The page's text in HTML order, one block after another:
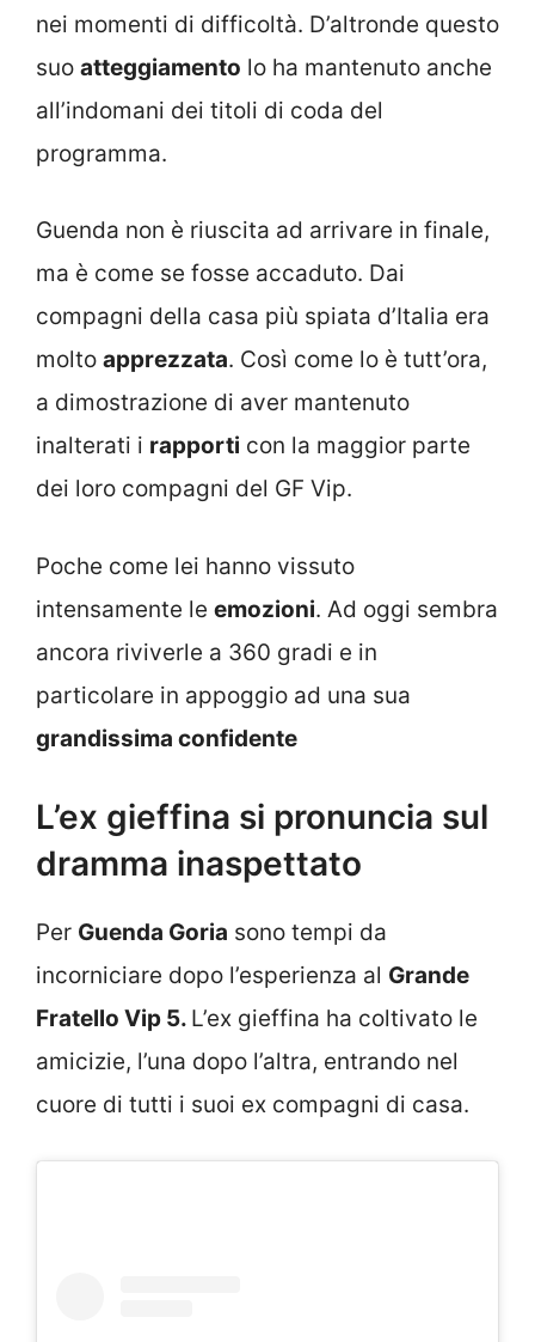
nei momenti di difficoltà. D’altronde questo
suo atteggiamento lo ha mantenuto anche
all’indomani dei titoli di coda del
programma.
Guenda non è riuscita ad arrivare in finale,
ma è come se fosse accaduto. Dai
compagni della casa più spiata d’Italia era
molto apprezzata. Così come lo è tutt’ora,
a dimostrazione di aver mantenuto
inalterati i rapporti con la maggior parte
dei loro compagni del GF Vip.
Poche come lei hanno vissuto
intensamente le emozioni. Ad oggi sembra
ancora riviverle a 360 gradi e in
particolare in appoggio ad una sua
grandissima confidente
L’ex gieffina si pronuncia sul
dramma inaspettato
Per Guenda Goria sono tempi da
incorniciare dopo l’esperienza al Grande
Fratello Vip 5. L’ex gieffina ha coltivato le
amicizie, l’una dopo l’altra, entrando nel
cuore di tutti i suoi ex compagni di casa.